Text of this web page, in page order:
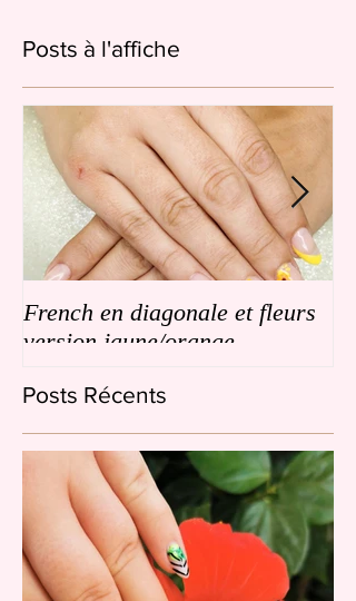
Posts à l'affiche
French en diagonale et fleurs
version jaune/orange
Posts Récents